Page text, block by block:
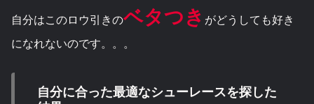
自分はこのロウ引きのベタつき がどうしても好き
になれないのです。。。
自分に合った最適なシューレースを探した